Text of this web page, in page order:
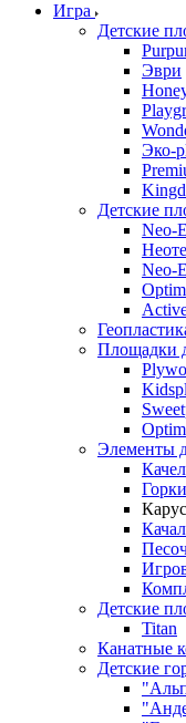
Игра
Детские
Эври
Эко-
Детские
Neo-
Neo-
Площадки
Элементы
Горки
Детские
Titan
Канатные
Детские